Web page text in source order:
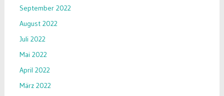
September 2022
August 2022
Juli 2022
Mai 2022
April 2022
März 2022